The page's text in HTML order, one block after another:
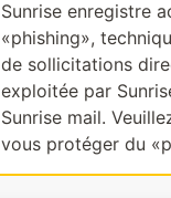
Sunrise enregistre
«phishing»,
de sollicitations
exploitée par
Sunrise mail.
vous protéger du